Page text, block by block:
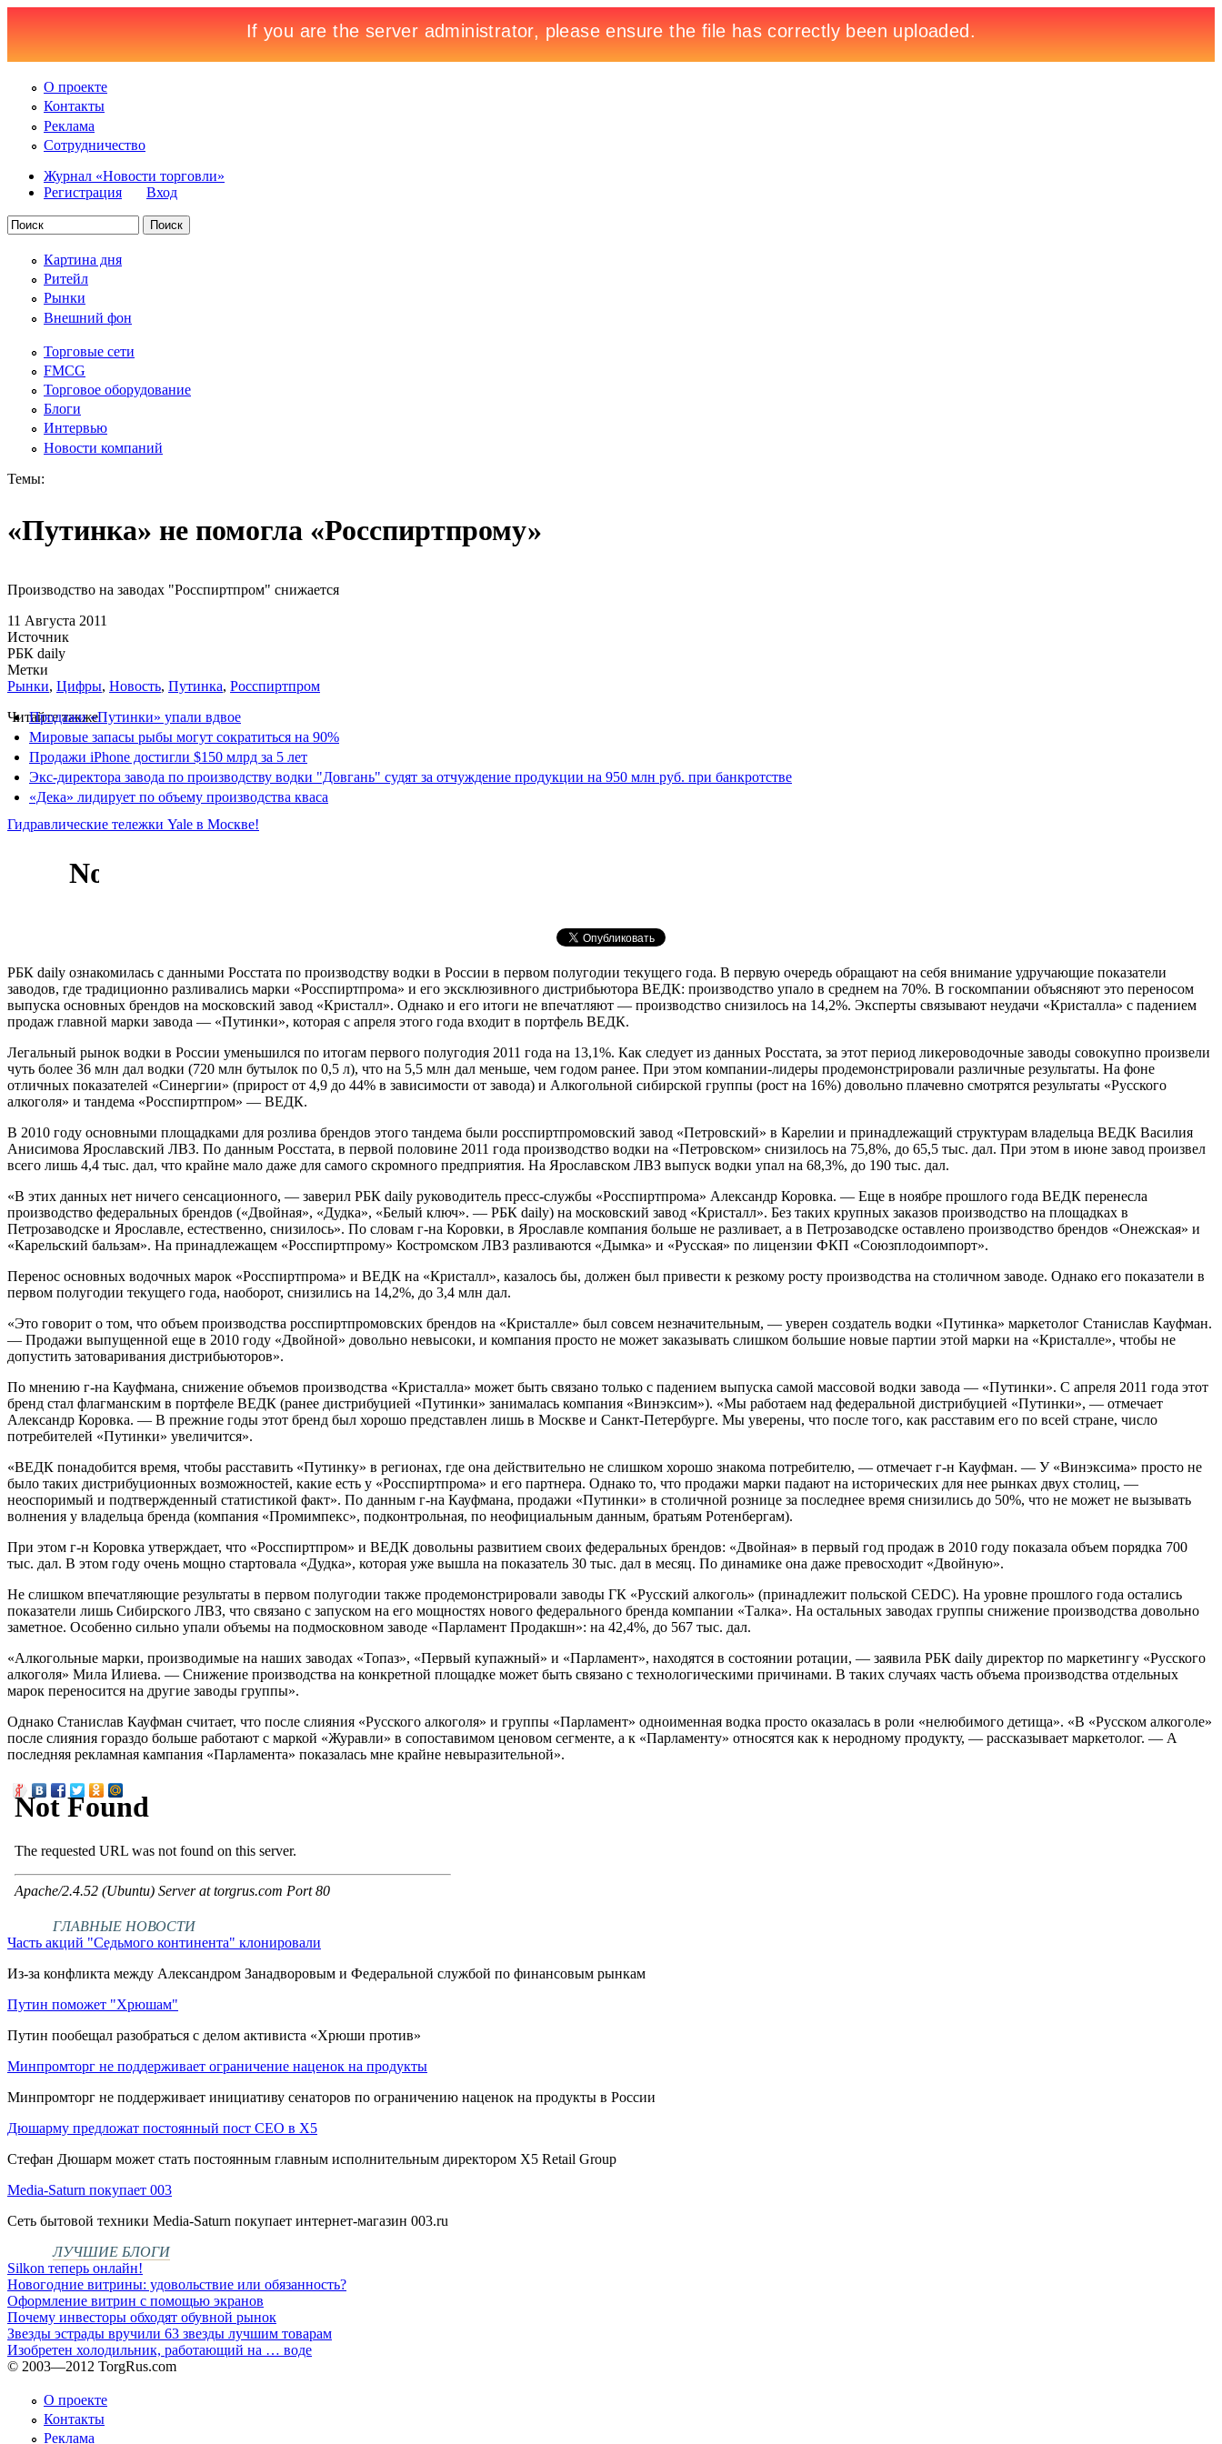
О проекте
Контакты
Реклама
Сотрудничество
Журнал «Новости торговли»
Регистрация
Вход
Картина дня
Ритейл
Рынки
Внешний фон
Торговые сети
FMCG
Торговое оборудование
Блоги
Интервью
Новости компаний
Темы:
«Путинка» не помогла «Росспиртпрому»
Производство на заводах "Росспиртпром" снижается
11 Августа 2011
Источник
РБК daily
Метки
Рынки, Цифры, Новость, Путинка, Росспиртпром
Читайте также
Продажи «Путинки» упали вдвое
Мировые запасы рыбы могут сократиться на 90%
Продажи iPhone достигли $150 млрд за 5 лет
Экс-директора завода по производству водки "Довгань" судят за отчуждение продукции на 950 млн руб. при банкротстве
«Дека» лидирует по объему производства кваса
Гидравлические тележки Yale в Москве!
РБК daily ознакомилась с данными Росстата по производству водки в России в первом полугодии текущего года. В первую очередь обращают на себя внимание удручающие показатели
заводов, где традиционно разливались марки «Росспиртпрома» и его эксклюзивного дистрибьютора ВЕДК: производство упало в среднем на 70%. В госкомпании объясняют это переносом
выпуска основных брендов на московский завод «Кристалл». Однако и его итоги не впечатляют — производство снизилось на 14,2%. Эксперты связывают неудачи «Кристалла» с падением
продаж главной марки завода — «Путинки», которая с апреля этого года входит в портфель ВЕДК.
Легальный рынок водки в России уменьшился по итогам первого полугодия 2011 года на 13,1%. Как следует из данных Росстата, за этот период ликероводочные заводы совокупно произвели
чуть более 36 млн дал водки (720 млн бутылок по 0,5 л), что на 5,5 млн дал меньше, чем годом ранее. При этом компании-лидеры продемонстрировали различные результаты. На фоне
отличных показателей «Синергии» (прирост от 4,9 до 44% в зависимости от завода) и Алкогольной сибирской группы (рост на 16%) довольно плачевно смотрятся результаты «Русского
алкоголя» и тандема «Росспиртпром» — ВЕДК.
В 2010 году основными площадками для розлива брендов этого тандема были росспиртпромовский завод «Петровский» в Карелии и принадлежащий структурам владельца ВЕДК Василия
Анисимова Ярославский ЛВЗ. По данным Росстата, в первой половине 2011 года производство водки на «Петровском» снизилось на 75,8%, до 65,5 тыс. дал. При этом в июне завод произвел
всего лишь 4,4 тыс. дал, что крайне мало даже для самого скромного предприятия. На Ярославском ЛВЗ выпуск водки упал на 68,3%, до 190 тыс. дал.
«В этих данных нет ничего сенсационного, — заверил РБК daily руководитель пресс-службы «Росспиртпрома» Александр Коровка. — Еще в ноябре прошлого года ВЕДК перенесла
производство федеральных брендов («Двойная», «Дудка», «Белый ключ». — РБК daily) на московский завод «Кристалл». Без таких крупных заказов производство на площадках в
Петрозаводске и Ярославле, естественно, снизилось». По словам г-на Коровки, в Ярославле компания больше не разливает, а в Петрозаводске оставлено производство брендов «Онежская» и
«Карельский бальзам». На принадлежащем «Росспиртпрому» Костромском ЛВЗ разливаются «Дымка» и «Русская» по лицензии ФКП «Союзплодоимпорт».
Перенос основных водочных марок «Росспиртпрома» и ВЕДК на «Кристалл», казалось бы, должен был привести к резкому росту производства на столичном заводе. Однако его показатели в
первом полугодии текущего года, наоборот, снизились на 14,2%, до 3,4 млн дал.
«Это говорит о том, что объем производства росспиртпромовских брендов на «Кристалле» был совсем незначительным, — уверен создатель водки «Путинка» маркетолог Станислав Кауфман.
— Продажи выпущенной еще в 2010 году «Двойной» довольно невысоки, и компания просто не может заказывать слишком большие новые партии этой марки на «Кристалле», чтобы не
допустить затоваривания дистрибьюторов».
По мнению г-на Кауфмана, снижение объемов производства «Кристалла» может быть связано только с падением выпуска самой массовой водки завода — «Путинки». С апреля 2011 года этот
бренд стал флагманским в портфеле ВЕДК (ранее дистрибуцией «Путинки» занималась компания «Винэксим»). «Мы работаем над федеральной дистрибуцией «Путинки», — отмечает
Александр Коровка. — В прежние годы этот бренд был хорошо представлен лишь в Москве и Санкт-Петербурге. Мы уверены, что после того, как расставим его по всей стране, число
потребителей «Путинки» увеличится».
«ВЕДК понадобится время, чтобы расставить «Путинку» в регионах, где она действительно не слишком хорошо знакома потребителю, — отмечает г-н Кауфман. — У «Винэксима» просто не
было таких дистрибуционных возможностей, какие есть у «Росспиртпрома» и его партнера. Однако то, что продажи марки падают на исторических для нее рынках двух столиц, —
неоспоримый и подтвержденный статистикой факт». По данным г-на Кауфмана, продажи «Путинки» в столичной рознице за последнее время снизились до 50%, что не может не вызывать
волнения у владельца бренда (компания «Промимпекс», подконтрольная, по неофициальным данным, братьям Ротенбергам).
При этом г-н Коровка утверждает, что «Росспиртпром» и ВЕДК довольны развитием своих федеральных брендов: «Двойная» в первый год продаж в 2010 году показала объем порядка 700
тыс. дал. В этом году очень мощно стартовала «Дудка», которая уже вышла на показатель 30 тыс. дал в месяц. По динамике она даже превосходит «Двойную».
Не слишком впечатляющие результаты в первом полугодии также продемонстрировали заводы ГК «Русский алкоголь» (принадлежит польской CEDC). На уровне прошлого года остались
показатели лишь Сибирского ЛВЗ, что связано с запуском на его мощностях нового федерального бренда компании «Талка». На остальных заводах группы снижение производства довольно
заметное. Особенно сильно упали объемы на подмосковном заводе «Парламент Продакшн»: на 42,4%, до 567 тыс. дал.
«Алкогольные марки, производимые на наших заводах «Топаз», «Первый купажный» и «Парламент», находятся в состоянии ротации, — заявила РБК daily директор по маркетингу «Русского
алкоголя» Мила Илиева. — Снижение производства на конкретной площадке может быть связано с технологическими причинами. В таких случаях часть объема производства отдельных
марок переносится на другие заводы группы».
Однако Станислав Кауфман считает, что после слияния «Русского алкоголя» и группы «Парламент» одноименная водка просто оказалась в роли «нелюбимого детища». «В «Русском алкоголе»
после слияния гораздо больше работают с маркой «Журавли» в сопоставимом ценовом сегменте, а к «Парламенту» относятся как к неродному продукту, — рассказывает маркетолог. — А
последняя рекламная кампания «Парламента» показалась мне крайне невыразительной».
ГЛАВНЫЕ НОВОСТИ
Часть акций "Седьмого континента" клонировали
Из-за конфликта между Александром Занадворовым и Федеральной службой по финансовым рынкам
Путин поможет "Хрюшам"
Путин пообещал разобраться с делом активиста «Хрюши против»
Минпромторг не поддерживает ограничение наценок на продукты
Минпромторг не поддерживает инициативу сенаторов по ограничению наценок на продукты в России
Дюшарму предложат постоянный пост CEO в X5
Стефан Дюшарм может стать постоянным главным исполнительным директором Х5 Retail Group
Media-Saturn покупает 003
Сеть бытовой техники Media-Saturn покупает интернет-магазин 003.ru
ЛУЧШИЕ БЛОГИ
Silkon теперь онлайн!
Новогодние витрины: удовольствие или обязанность?
Оформление витрин с помощью экранов
Почему инвесторы обходят обувной рынок
Звезды эстрады вручили 63 звезды лучшим товарам
Изобретен холодильник, работающий на … воде
© 2003—2012 TorgRus.com
О проекте
Контакты
Реклама